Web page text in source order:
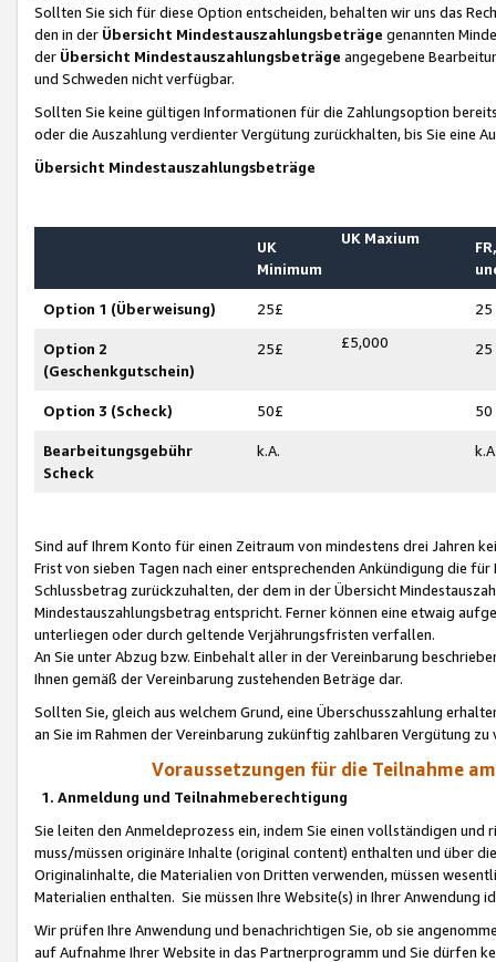
Sollten Sie sich für diese Option entscheiden, behalten wir uns das
den in der Übersicht Mindestauszahlungsbeträge genannten
der Übersicht Mindestauszahlungsbeträge angegebene
und Schweden nicht verfügbar.
Sollten Sie keine gültigen Informationen für die Zahlungsoption
oder die Auszahlung verdienter Vergütung zurückhalten, bis Sie
Übersicht Mindestauszahlungsbeträge
UK
Minimum
UK Maxium
Option 1 (Überweisung) 25£ 25
Option 2
(Geschenkgutschein)
25£ £5,000 25
Option 3 (Scheck) 50£ 50
Bearbeitungsgebühr
Scheck
k.A.
Sind auf Ihrem Konto für einen Zeitraum von mindestens drei Jahren
Frist von sieben Tagen nach einer entsprechenden Ankündigung die
Schlussbetrag zurückzuhalten, der dem in der Übersicht
Mindestauszahlungsbetrag entspricht. Ferner können eine etwaig
unterliegen oder durch geltende Verjährungsfristen verfallen.
An Sie unter Abzug bzw. Einbehalt aller in der Vereinbarung
Ihnen gemäß der Vereinbarung zustehenden Beträge dar.
Sollten Sie, gleich aus welchem Grund, eine Überschusszahlung
an Sie im Rahmen der Vereinbarung zukünftig zahlbaren Vergütung zu
Voraussetzungen für die Teilnahme
1. Anmeldung und Teilnahmeberechtigung
Sie leiten den Anmeldeprozess ein, indem Sie einen vollständigen
muss/müssen originäre Inhalte (original content) enthalten und über
Originalinhalte, die Materialien von Dritten verwenden, müssen
Materialien enthalten. Sie müssen Ihre Website(s) in Ihrer Anwendung
Wir prüfen Ihre Anwendung und benachrichtigen Sie, ob sie
auf Aufnahme Ihrer Website in das Partnerprogramm und Sie dürfen